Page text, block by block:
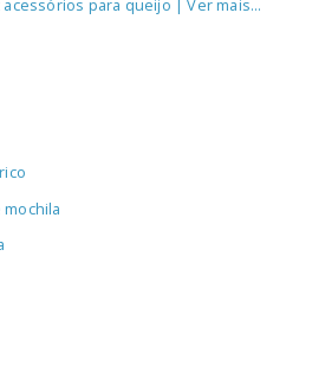
acessórios para queijo | Ver mais...